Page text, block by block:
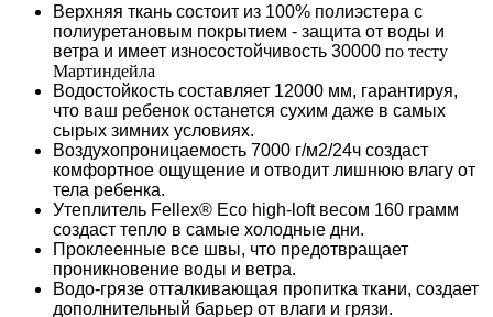
Верхняя ткань состоит из 100% полиэстера с
полиуретановым покрытием - защита от воды и
ветра и имеет износостойчивость 30000 по тесту
Мартиндейла
Водостойкость составляет 12000 мм, гарантируя,
что ваш ребенок останется сухим даже в самых
сырых зимних условиях.
Воздухопроницаемость 7000 г/м2/24ч создаст
комфортное ощущение и отводит лишнюю влагу от
тела ребенка.
Утеплитель Fellex® Eco high-loft весом 160 грамм
создаст тепло в самые холодные дни.
Проклеенные все швы, что предотвращает
проникновение воды и ветра.
Водо-грязе отталкивающая пропитка ткани, создает
дополнительный барьер от влаги и грязи.